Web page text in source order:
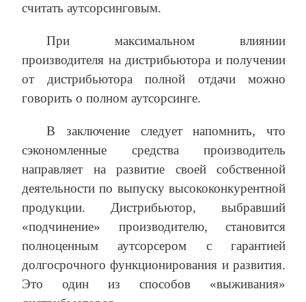
считать аутсорсинговым.
При максимальном влиянии
производителя на дистрибьютора и получении
от дистрибьютора полной отдачи можно
говорить о полном аутсорсинге.
В заключение следует напомнить, что
сэкономленные средства производитель
направляет на развитие своей собственной
деятельности по выпуску высококонкурентной
продукции. Дистрибьютор, выбравший
«подчинение» производителю, становится
полноценным аутсорсером с гарантией
долгосрочного функционирования и развития.
Это один из способов «выживания»